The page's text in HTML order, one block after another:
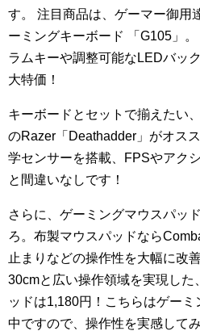
す。
注目商品は、ゲーマー御用
ーミングキーボード 「G105」。
ラムキーや調整可能なLEDバッ
大特価！
キーボードとセットで揃えたい
のRazer「Deathadder」がオス
学センサーを搭載、FPSやアク
と間違いなしです！
さらに、ゲーミングマウスパッ
ろ。布製マウスパッドなら
止まりなどの操作性を大幅に改
30cmと広い操作領域を実現し
ッドは1,180円！こちらはゲー
中ですので、操作性を実感して